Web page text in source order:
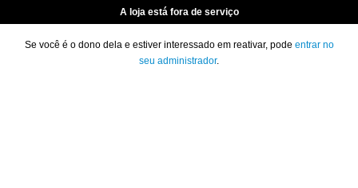
A loja está fora de serviço
Se você é o dono dela e estiver interessado em reativar, pode entrar no
seu administrador.